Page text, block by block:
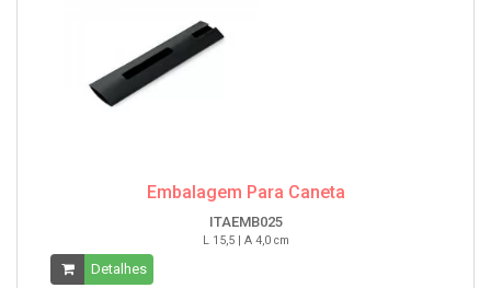
Embalagem Para Caneta
ITAEMB025
L 15,5 | A 4,0 cm
Detalhes